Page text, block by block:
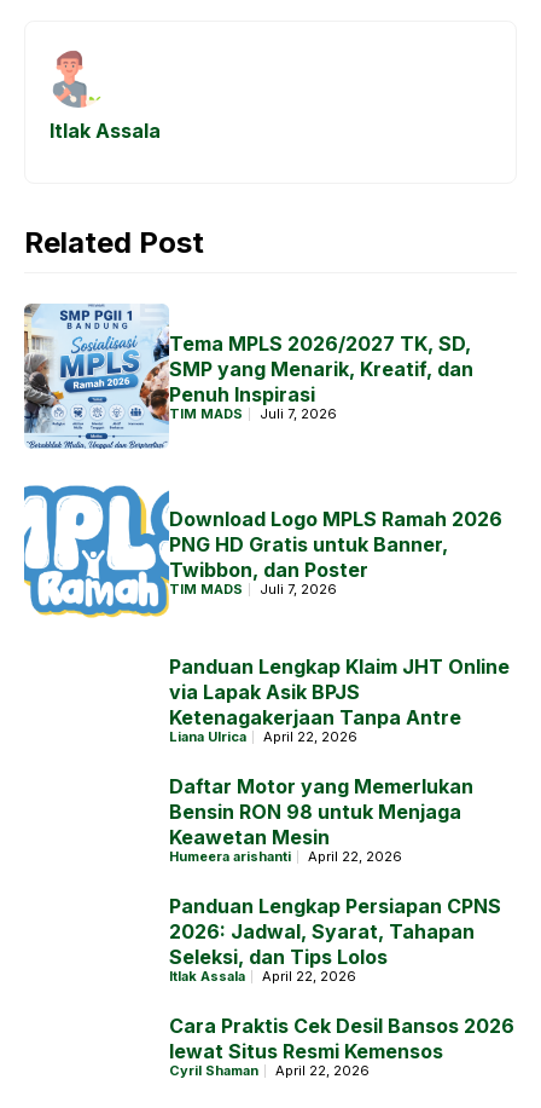
A
p
p e
r
Itlak Assala
Related Post
Tema MPLS 2026/2027 TK, SD,
SMP yang Menarik, Kreatif, dan
Penuh Inspirasi
TIM MADS Juli 7, 2026
Download Logo MPLS Ramah 2026
PNG HD Gratis untuk Banner,
Twibbon, dan Poster
TIM MADS Juli 7, 2026
Panduan Lengkap Klaim JHT Online
via Lapak Asik BPJS
Ketenagakerjaan Tanpa Antre
Liana Ulrica April 22, 2026
Daftar Motor yang Memerlukan
Bensin RON 98 untuk Menjaga
Keawetan Mesin
Humeera arishanti April 22, 2026
Panduan Lengkap Persiapan CPNS
2026: Jadwal, Syarat, Tahapan
Seleksi, dan Tips Lolos
Itlak Assala April 22, 2026
Cara Praktis Cek Desil Bansos 2026
lewat Situs Resmi Kemensos
Cyril Shaman April 22, 2026